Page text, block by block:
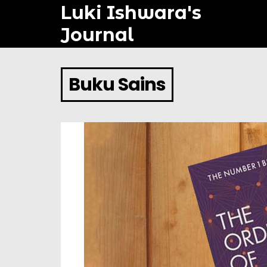
Luki Ishwara's
Journal
Buku Sains